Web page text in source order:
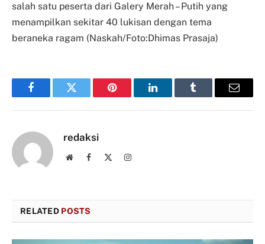
salah satu peserta dari Galery Merah – Putih yang
menampilkan sekitar 40 lukisan dengan tema
beraneka ragam (Naskah/Foto:Dhimas Prasaja)
FacebookTwitter Pinterest LinkedInTumblr Email
redaksi
WebsiteFacebook Instagram
RELATED POSTS